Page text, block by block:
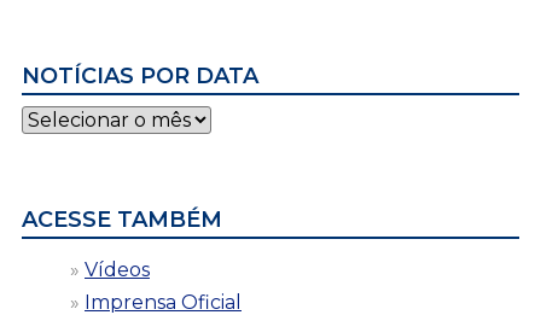
NOTÍCIAS POR DATA
Notícias
por
ACESSE TAMBÉM
Vídeos
Imprensa Oficial